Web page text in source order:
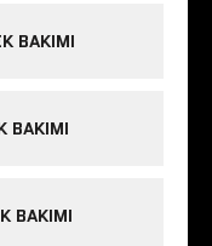
BAKIMI
BAKIMI
BAKIMI